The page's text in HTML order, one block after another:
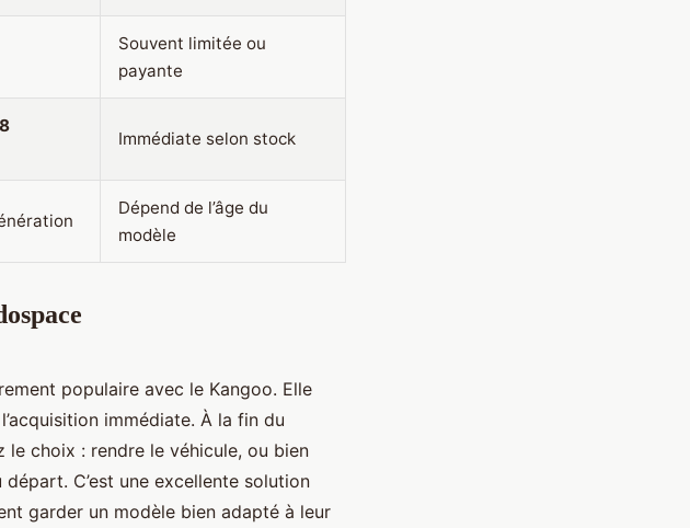
Souvent limitée ou
payante
Immédiate selon stock
Dépend de l’âge du
modèle
populaire avec le Kangoo. Elle
immédiate. À la fin du
choix : rendre le véhicule, ou bien
départ. C’est une excellente solution
garder un modèle bien adapté à leur